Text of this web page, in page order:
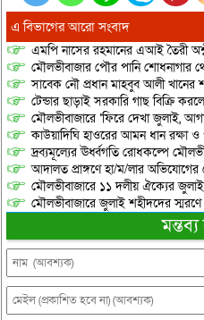
এ বিভাগের আরো সংবাদ
এমপি নাসের রহমানের এআই তৈরী
মৌলভীবাজার পৌর পানি শোধনাগার
সাবেক নৌ প্রধান মাহবুব আলী খানের
টেন্ডার ছাড়াই সরকারি গাছ বিক্রি
মৌলভীবাজারে ‘ফিরে দেখা জুলাই,
কাউয়াদিঘি হাওরের আমন ধান রক্ষা ও
দ্রব্যমূল্যের ঊর্ধ্বগতি রোধকল্পে
আদালত প্রাঙ্গণে হা/ম/লার
মৌলভীবাজারে ১১ দলীয় ঐক্যের
মৌলভীবাজারে জুলাই শহীদদের